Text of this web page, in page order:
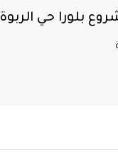
بلورا حي الربوة